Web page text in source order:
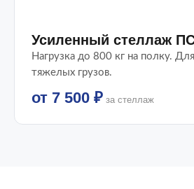
Усиленный стеллаж
Нагрузка до 800 кг на полку.
тяжелых грузов.
от 7 500 ₽ за стеллаж